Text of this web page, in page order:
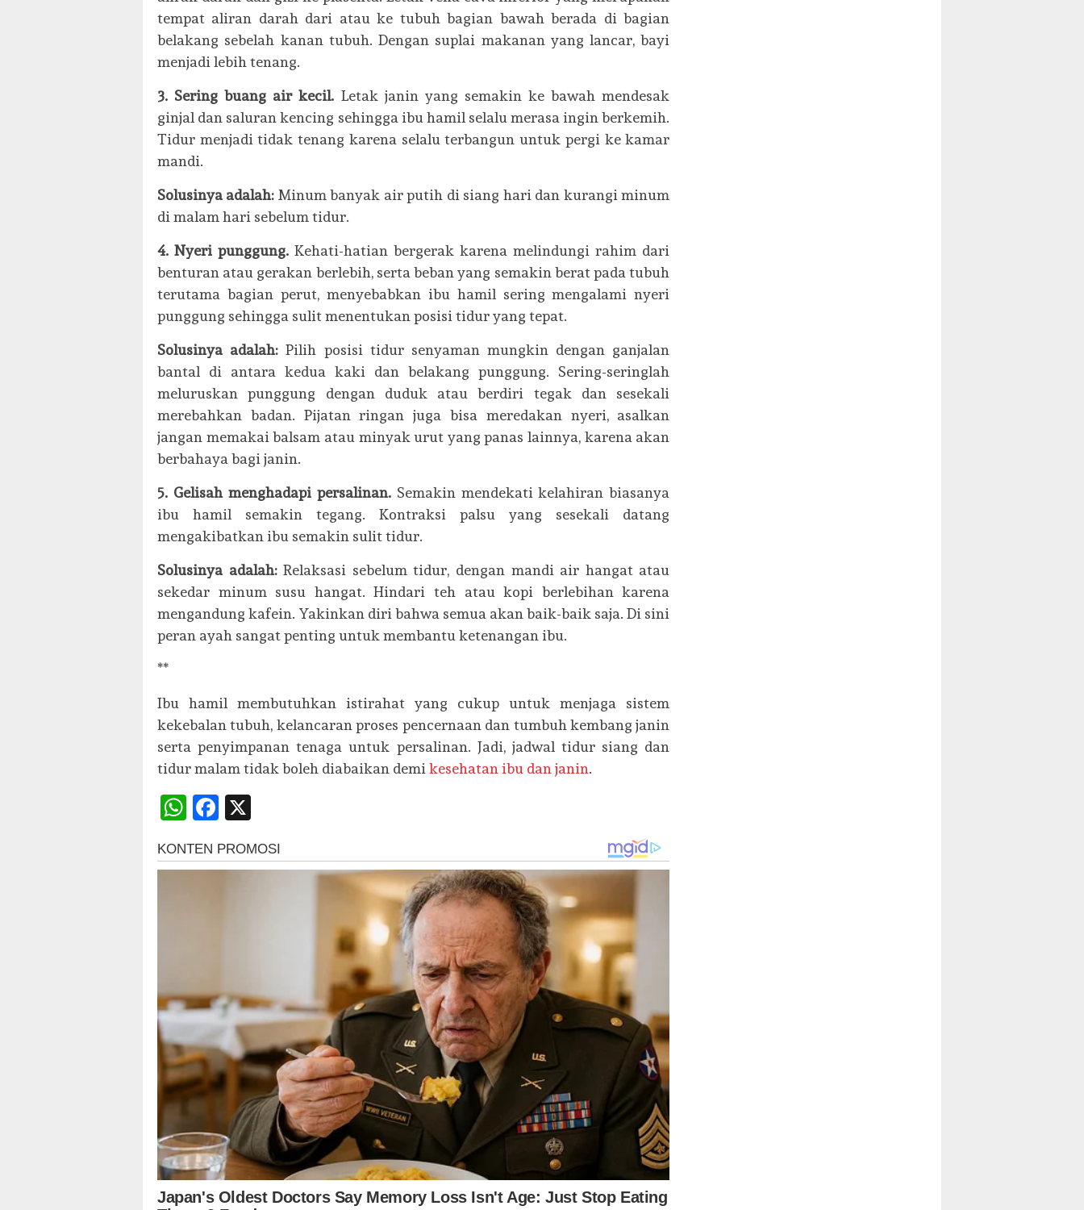
tempat aliran darah dari atau ke tubuh bagian bawah berada di bagian
belakang sebelah kanan tubuh. Dengan suplai makanan yang lancar, bayi
menjadi lebih tenang.
3. Sering buang air kecil. Letak janin yang semakin ke bawah mendesak
ginjal dan saluran kencing sehingga ibu hamil selalu merasa ingin berkemih.
Tidur menjadi tidak tenang karena selalu terbangun untuk pergi ke kamar
mandi.
Solusinya adalah: Minum banyak air putih di siang hari dan kurangi minum
di malam hari sebelum tidur.
4. Nyeri punggung.Kehati-hatian bergerak karena melindungi rahim dari
benturan atau gerakan berlebih, serta beban yang semakin berat pada tubuh
terutama bagian perut, menyebabkan ibu hamil sering mengalami nyeri
punggung sehingga sulit menentukan posisi tidur yang tepat.
Solusinya adalah: Pilih posisi tidur senyaman mungkin dengan ganjalan
bantal di antara kedua kaki dan belakang punggung. Sering-seringlah
meluruskan punggung dengan duduk atau berdiri tegak dan sesekali
merebahkan badan. Pijatan ringan juga bisa meredakan nyeri, asalkan
jangan memakai balsam atau minyak urut yang panas lainnya, karena akan
berbahaya bagi janin.
5. Gelisah menghadapi persalinan. Semakin mendekati kelahiran biasanya
ibu hamil semakin tegang. Kontraksi palsu yang sesekali datang
mengakibatkan ibu semakin sulit tidur.
Solusinya adalah:Relaksasi sebelum tidur, dengan mandi air hangat atau
sekedar minum susu hangat. Hindari teh atau kopi berlebihan karena
mengandung kafein. Yakinkan diri bahwa semua akan baik-baik saja. Di sini
peran ayah sangat penting untuk membantu ketenangan ibu.
**
Ibu hamil membutuhkan istirahat yang cukup untuk menjaga sistem
kekebalan tubuh, kelancaran proses pencernaan dan tumbuh kembang janin
serta penyimpanan tenaga untuk persalinan. Jadi, jadwal tidur siang dan
tidur malam tidak boleh diabaikan demikesehatan ibu dan janin.
WhatsApp
Facebook